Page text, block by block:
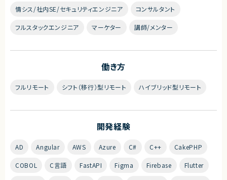
情シス/社内SE/セキュリティエンジニア コンサルタント
フルスタックエンジニア マーケター 講師/メンター
働き方
フルリモート シフト（移行）型リモート ハイブリッド型リモート
開発経験
AD Angular AWS Azure C# C++ CakePHP
COBOL C言語 FastAPI Figma Firebase Flutter